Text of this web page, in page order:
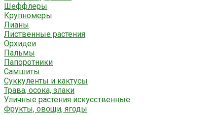
Шеффлеры
Крупномеры
Лианы
Лиственные растения
Орхидеи
Пальмы
Папоротники
Самшиты
Суккуленты и кактусы
Трава, осока, злаки
Уличные растения искусственные
Фрукты, овощи, ягоды